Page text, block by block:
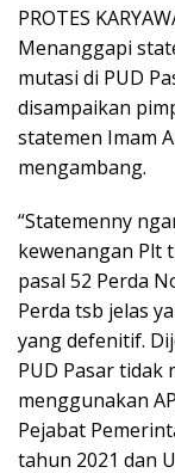
PROTES
Menanggapi
mutasi di PUD
disampaikan
statemen Imam
mengambang.
“Statemenny
kewenangan Plt
pasal 52 Perda
Perda tsb jelas
yang defenitif.
PUD Pasar tidak
menggunakan
Pejabat
tahun 2021 dan